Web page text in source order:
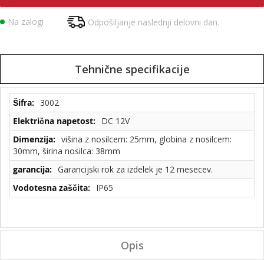
Na zalogi Odpošiljanje naslednji delovni dan.
Tehnične specifikacije
Tehnične
specifikacije
3002
DC 12V
višina z nosilcem: 25mm, globina z nosilcem:
30mm, širina nosilca: 38mm
Garancijski rok za izdelek je 12 mesecev.
IP65
Opis